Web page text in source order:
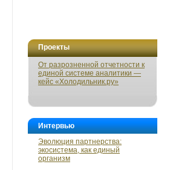
Проекты
От разрозненной отчетности к
единой системе аналитики —
кейс «Холодильник.ру»
Интервью
Эволюция партнерства:
экосистема, как единый
организм